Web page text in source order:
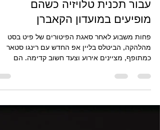
אורי קואז
הביטלס מצולמים בפעם
עבור תכנית טלויזיה כשהם
מופיעים במועדון הקאברן
פחות משבוע לאחר סאגת הפיטורים של פיט בסט
מהלהקה, הביטלס בליין אפ החדש עם רינגו סטאר